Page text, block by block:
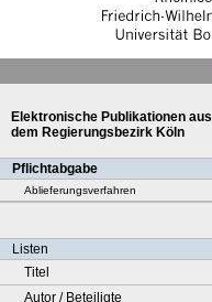
Elektronische Publikationen aus
dem Regierungsbezirk Köln
Pflichtabgabe
Ablieferungsverfahren
Listen
Titel
Autor / Beteiligte